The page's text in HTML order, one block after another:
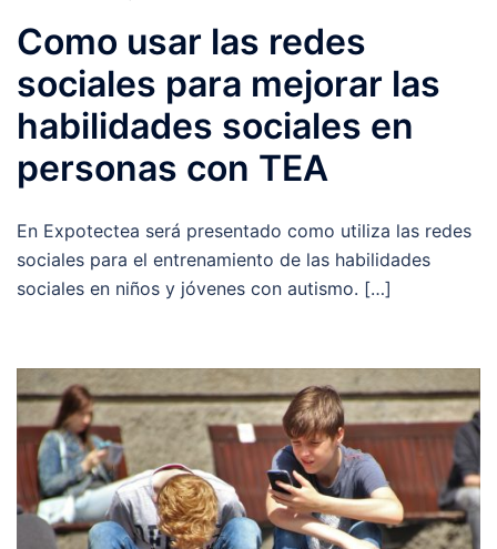
Como usar las redes
sociales para mejorar las
habilidades sociales en
personas con TEA
En Expotectea será presentado como utiliza las redes
sociales para el entrenamiento de las habilidades
sociales en niños y jóvenes con autismo. […]